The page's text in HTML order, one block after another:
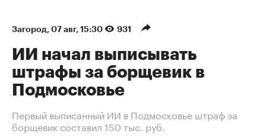
Загород 07 авг, 15:30 931
ИИ начал выписывать
штрафы за борщевик в
Подмосковье
Первый выписанный ИИ в Подмосковье штраф за
борщевик составил 150 тыс. руб.